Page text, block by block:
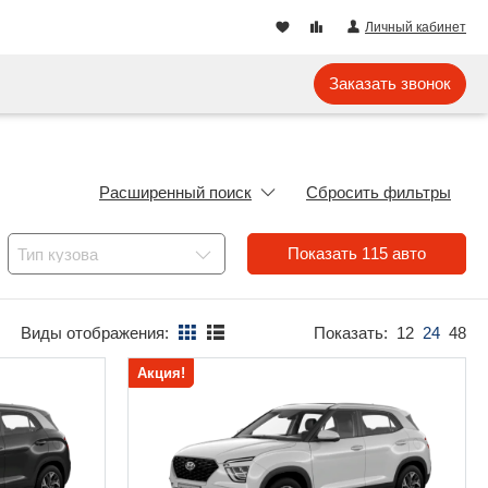
Личный кабинет
Заказать звонок
Расширенный поиск Сбросить фильтры
Тип кузова Показать 115авто
Виды отображения: Показать: 12 24 48
Акция!